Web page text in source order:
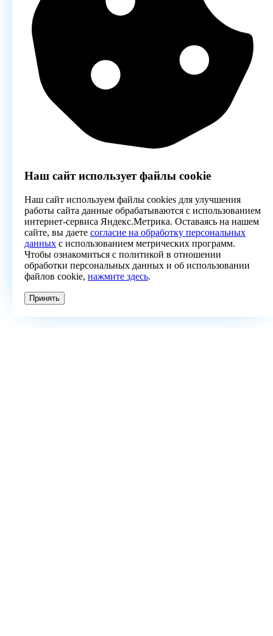
Наш сайт использует файлы cookie
Наш сайт используем файлы cookies для улучшения
работы сайта данные обрабатываются с использованием
интернет-сервиса Яндекс.Метрика. Оставаясь на нашем
сайте, вы даете согласие на обработку персональных
данных с использованием метрических программ.
Чтобы ознакомиться с политикой в отношении
обработки персональных данных и об использовании
файлов cookie, нажмите здесь.
Принять